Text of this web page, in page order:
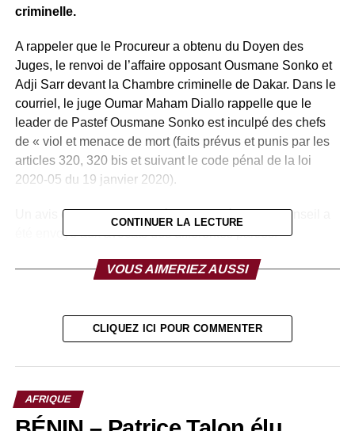
criminelle.
A rappeler que le Procureur a obtenu du Doyen des
Juges, le renvoi de l’affaire opposant Ousmane Sonko et
Adji Sarr devant la Chambre criminelle de Dakar. Dans le
courriel, le juge Oumar Maham Diallo rappelle que le
leader de Pastef Ousmane Sonko est inculpé des chefs
de « viol et menace de mort (faits prévus et punis par les
articles 320, 320 bis et suivant le code pénal de la loi
2020-05 du 19 janvier 2020).
Un avis d’ordonnance de règlement définitif au conseil a
été envoyé aux avocats des différentes parties.
ce procès.
été à l’origine de sanglants émeutes qui ont coûté la vie à
14 jeunes mais aussi des postes à des officiers de la
gendarmerie et d’autres personnalités politique et de la
de dégâts collatéraux.
CONTINUER LA LECTURE
VOUS AIMERIEZ AUSSI
CLIQUEZ ICI POUR COMMENTER
AFRIQUE